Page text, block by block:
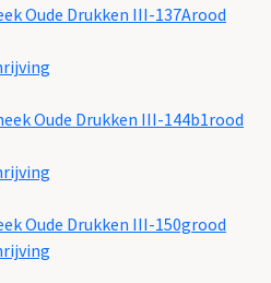
Oude Drukken III-137Arood
Oude Drukken III-144b1rood
Oude Drukken III-150grood